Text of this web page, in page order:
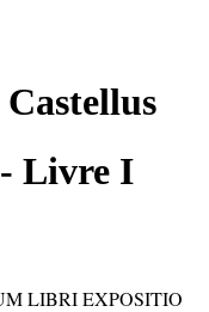
Livre I
LIBRI EXPOSITIO